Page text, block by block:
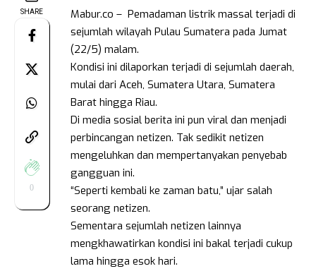
SHARE
0
Mabur.co – Pemadaman listrik massal terjadi di
sejumlah wilayah Pulau Sumatera pada Jumat
(22/5) malam.
Kondisi ini dilaporkan terjadi di sejumlah daerah,
mulai dari Aceh, Sumatera Utara, Sumatera
Barat hingga Riau.
Di media sosial berita ini pun viral dan menjadi
perbincangan netizen. Tak sedikit netizen
mengeluhkan dan mempertanyakan penyebab
gangguan ini.
“Seperti kembali ke zaman batu,” ujar salah
seorang netizen.
Sementara sejumlah netizen lainnya
mengkhawatirkan kondisi ini bakal terjadi cukup
lama hingga esok hari.